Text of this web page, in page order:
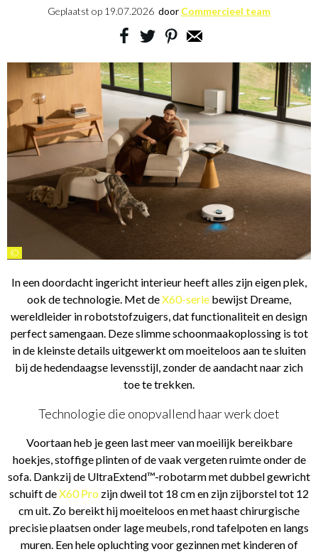
Geplaatst op 19.07.2026 door Commercieel team
©
In een doordacht ingericht interieur heeft alles zijn eigen plek,
ook de technologie. Met deX60-serie bewijst Dreame,
wereldleider in robotstofzuigers, dat functionaliteit en design
perfect samengaan. Deze slimme schoonmaakoplossing is tot
in de kleinste details uitgewerkt om moeiteloos aan te sluiten
bij de hedendaagse levensstijl, zonder de aandacht naar zich
toe te trekken.
Technologie die onopvallend haar werk doet
Voortaan heb je geen last meer van moeilijk bereikbare
hoekjes, stoffige plinten of de vaak vergeten ruimte onder de
sofa. Dankzij de UltraExtend™-robotarm met dubbel gewricht
schuift deX60 Pro zijn dweil tot 18 cm en zijn zijborstel tot 12
cm uit. Zo bereikt hij moeiteloos en met haast chirurgische
precisie plaatsen onder lage meubels, rond tafelpoten en langs
muren. Een hele opluchting voor gezinnen met kinderen of